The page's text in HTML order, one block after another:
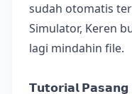
sudah otomatis
Simulator, Keren
lagi mindahin file.
𝗧𝘂𝘁𝗼𝗿𝗶𝗮𝗹